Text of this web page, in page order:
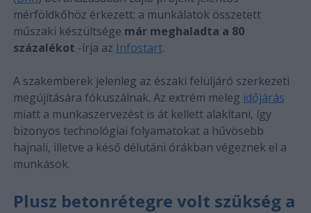
mérföldkőhöz érkezett: a munkálatok összetett
műszaki készültsége már meghaladta a 80
százalékot -írja az Infostart.
A szakemberek jelenleg az északi felüljáró szerkezeti
megújítására fókuszálnak. Az extrém meleg időjárás
miatt a munkaszervezést is át kellett alakítani, így
bizonyos technológiai folyamatokat a hűvösebb
hajnali, illetve a késő délutáni órákban végeznek el a
munkások.
Plusz betonrétegre volt szükség a